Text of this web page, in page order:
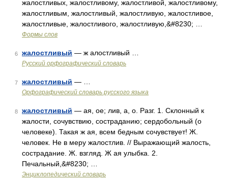
жалостливых, жалостливому, жалостливой, жалостливому,
жалостливым, жалостливый, жалостливую, жалостливое,
жалостливые, жалостливого, жалостливую,&#8230; …
Формы слов
6 жалостливый — ж алостливый …
Русский орфографический словарь
7 жалостливый — …
Орфографический словарь русского языка
8 жалостливый — ая, ое; лив, а, о. Разг. 1. Склонный к
жалости, сочувствию, состраданию; сердобольный (о
человеке). Такая ж ая, всем бедным сочувствует! Ж.
человек. Не в меру жалостлив. // Выражающий жалость,
сострадание. Ж. взгляд. Ж ая улыбка. 2.
Печальный,&#8230; …
Энциклопедический словарь